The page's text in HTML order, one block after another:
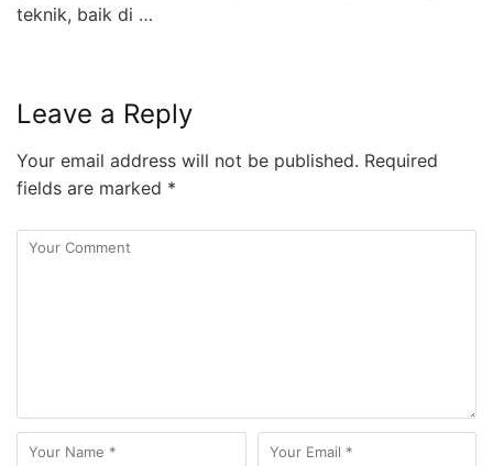
teknik, baik di …
Leave a Reply
Your email address will not be published. Required
fields are marked *